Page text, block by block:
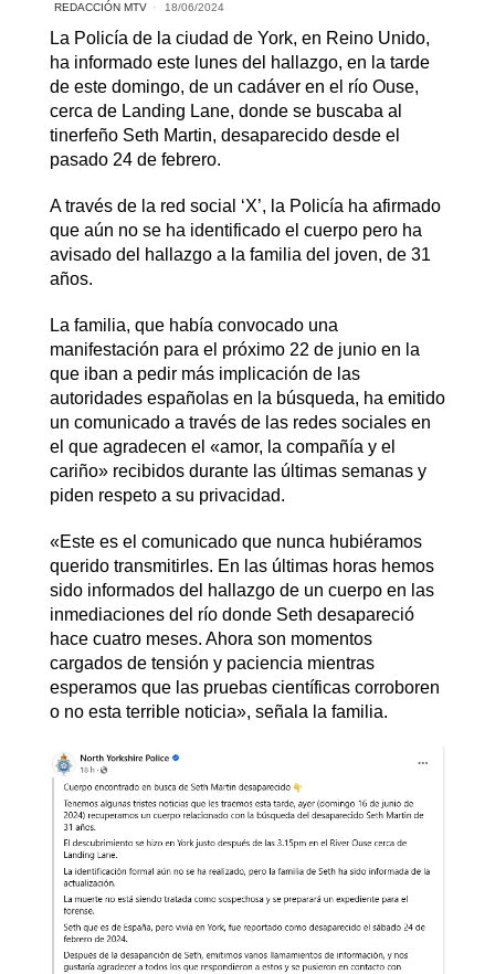
REDACCIÓN MTV 18/06/2024
La Policía de la ciudad de York, en Reino Unido,
ha informado este lunes del hallazgo, en la tarde
de este domingo, de un cadáver en el río Ouse,
cerca de Landing Lane, donde se buscaba al
tinerfeño Seth Martin, desaparecido desde el
pasado 24 de febrero.
A través de la red social ‘X’, la Policía ha afirmado
que aún no se ha identificado el cuerpo pero ha
avisado del hallazgo a la familia del joven, de 31
años.
La familia, que había convocado una
manifestación para el próximo 22 de junio en la
que iban a pedir más implicación de las
autoridades españolas en la búsqueda, ha emitido
un comunicado a través de las redes sociales en
el que agradecen el «amor, la compañía y el
cariño» recibidos durante las últimas semanas y
piden respeto a su privacidad.
«Este es el comunicado que nunca hubiéramos
querido transmitirles. En las últimas horas hemos
sido informados del hallazgo de un cuerpo en las
inmediaciones del río donde Seth desapareció
hace cuatro meses. Ahora son momentos
cargados de tensión y paciencia mientras
esperamos que las pruebas científicas corroboren
o no esta terrible noticia», señala la familia.